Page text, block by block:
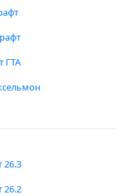
ГТА
26.3
26.2